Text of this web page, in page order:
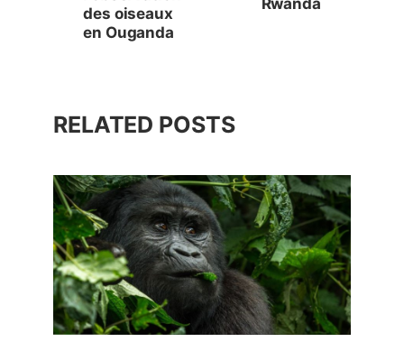
des oiseaux
en Ouganda
RELATED POSTS